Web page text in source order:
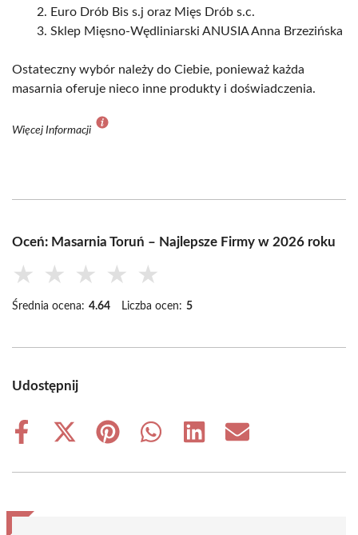
Euro Drób Bis s.j oraz Mięs Drób s.c.
Sklep Mięsno-Wędliniarski ANUSIA Anna Brzezińska
Ostateczny wybór należy do Ciebie, ponieważ każda
masarnia oferuje nieco inne produkty i doświadczenia.
Więcej Informacji
Oceń: Masarnia Toruń – Najlepsze Firmy w 2026 roku
★ ★ ★ ★ ★
Średnia ocena: 4.64 Liczba ocen: 5
Udostępnij
Share
Share
(Twitter)
Share
Share
Share
Share